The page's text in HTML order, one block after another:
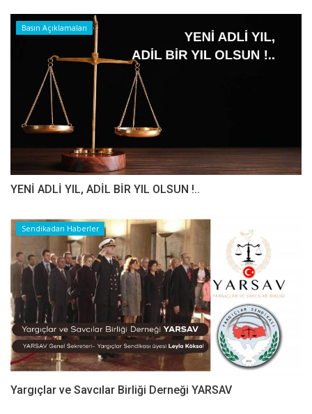
Basın Açıklamaları
YENİ ADLİ YIL, ADİL BİR YIL OLSUN !..
Sendikadan Haberler
Yargıçlar ve Savcılar Birliği Derneği YARSAV